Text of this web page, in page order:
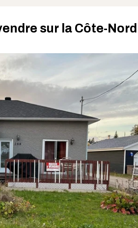
sur la Côte-Nord